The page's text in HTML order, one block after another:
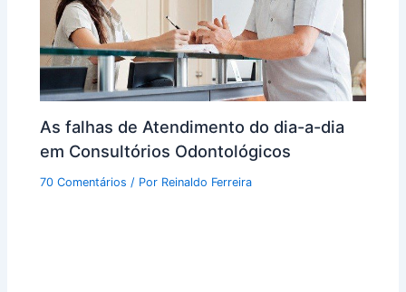
As falhas de Atendimento do dia-a-dia
em Consultórios Odontológicos
70 Comentários / Por Reinaldo Ferreira